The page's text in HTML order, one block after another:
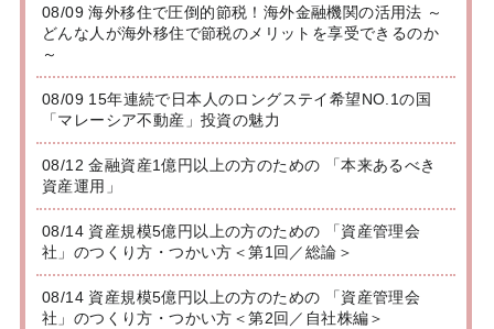
08/09 海外移住で圧倒的節税！海外金融機関の活用法 ～
どんな人が海外移住で節税のメリットを享受できるのか
～
08/09 15年連続で日本人のロングステイ希望NO.1の国
「マレーシア不動産」投資の魅力
08/12 金融資産1億円以上の方のための 「本来あるべき
資産運用」
08/14 資産規模5億円以上の方のための 「資産管理会
社」のつくり方・つかい方＜第1回／総論＞
08/14 資産規模5億円以上の方のための 「資産管理会
社」のつくり方・つかい方＜第2回／自社株編＞